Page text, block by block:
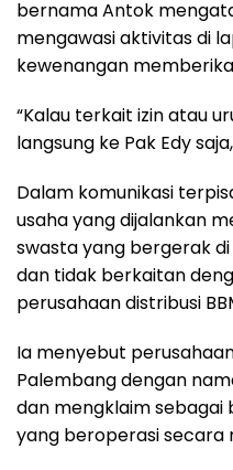
bernama Antok
mengawasi aktivitas di
kewenangan
“Kalau terkait izin atau
langsung ke Pak Edy
Dalam komunikasi
usaha yang dijalankan
swasta yang bergerak
dan tidak berkaitan
perusahaan distribusi
Ia menyebut
Palembang dengan
dan mengklaim sebagai
yang beroperasi secara